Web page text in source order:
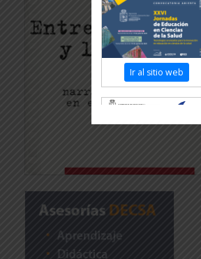
Ir al sitio web
Revisar más información